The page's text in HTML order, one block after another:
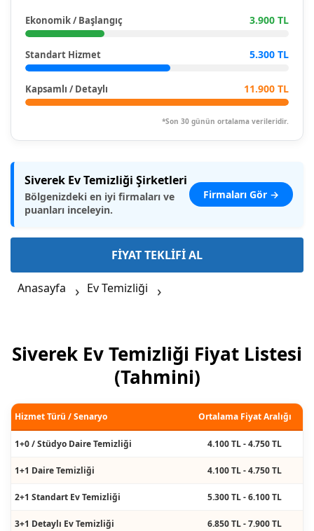
Ekonomik / Başlangıç 3.900 TL
Standart Hizmet 5.300 TL
Kapsamlı / Detaylı 11.900 TL
*Son 30 günün ortalama verileridir.
Siverek Ev Temizliği Şirketleri
Bölgenizdeki en iyi firmaları ve
puanları inceleyin.
Firmaları Gör →
FİYAT TEKLİFİ AL
Anasayfa Ev Temizliği
Siverek Ev Temizliği Fiyat Listesi
(Tahmini)
Hizmet Türü / Senaryo Ortalama Fiyat Aralığı
1+0 / Stüdyo Daire Temizliği 4.100 TL - 4.750 TL
1+1 Daire Temizliği 4.100 TL - 4.750 TL
2+1 Standart Ev Temizliği 5.300 TL - 6.100 TL
3+1 Detaylı Ev Temizliği 6.850 TL - 7.900 TL